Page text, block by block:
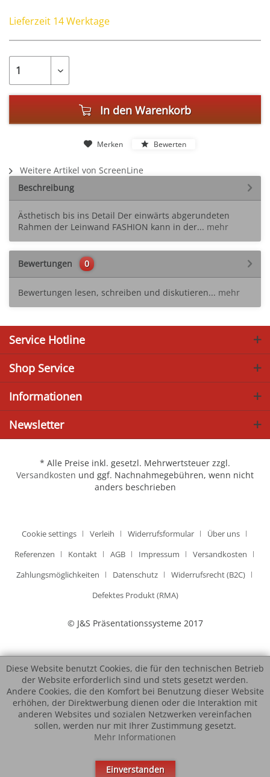
Lieferzeit 14 Werktage
In den Warenkorb
Merken Bewerten
Weitere Artikel von ScreenLine
Beschreibung
Ästhetisch bis ins Detail Der einwärts abgerundeten
Rahmen der Leinwand FASHION kann in der... mehr
Bewertungen 0
Bewertungen lesen, schreiben und diskutieren... mehr
Service Hotline
Shop Service
Informationen
Newsletter
* Alle Preise inkl. gesetzl. Mehrwertsteuer zzgl.
Versandkosten und ggf. Nachnahmegebühren, wenn nicht
anders beschrieben
Cookie settings Verleih Widerrufsformular
Über uns
Referenzen
Kontakt AGB Impressum
Versandkosten
Zahlungsmöglichkeiten
Datenschutz
Widerrufsrecht (B2C)
Defektes Produkt (RMA)
© J&S Präsentationssysteme 2017
Diese Website benutzt Cookies, die für den technischen Betrieb
der Website erforderlich sind und stets gesetzt werden.
Andere Cookies, die den Komfort bei Benutzung dieser Website
erhöhen, der Direktwerbung dienen oder die Interaktion mit
anderen Websites und sozialen Netzwerken vereinfachen
sollen, werden nur mit Ihrer Zustimmung gesetzt.
Mehr Informationen
Einverstanden